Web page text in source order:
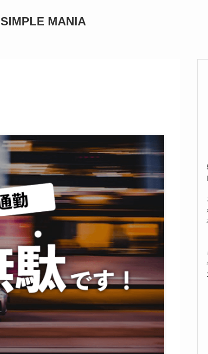
SIMPLE MANIA